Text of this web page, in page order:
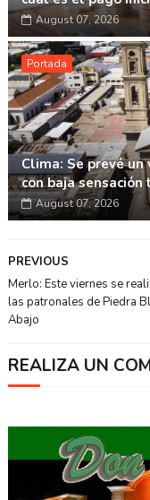
August 07, 2026
Portada
Clima: Se prevé
con baja sensación
August 07, 2026
PREVIOUS
Merlo: Este viernes se
las patronales de Piedra
Abajo
REALIZA UN